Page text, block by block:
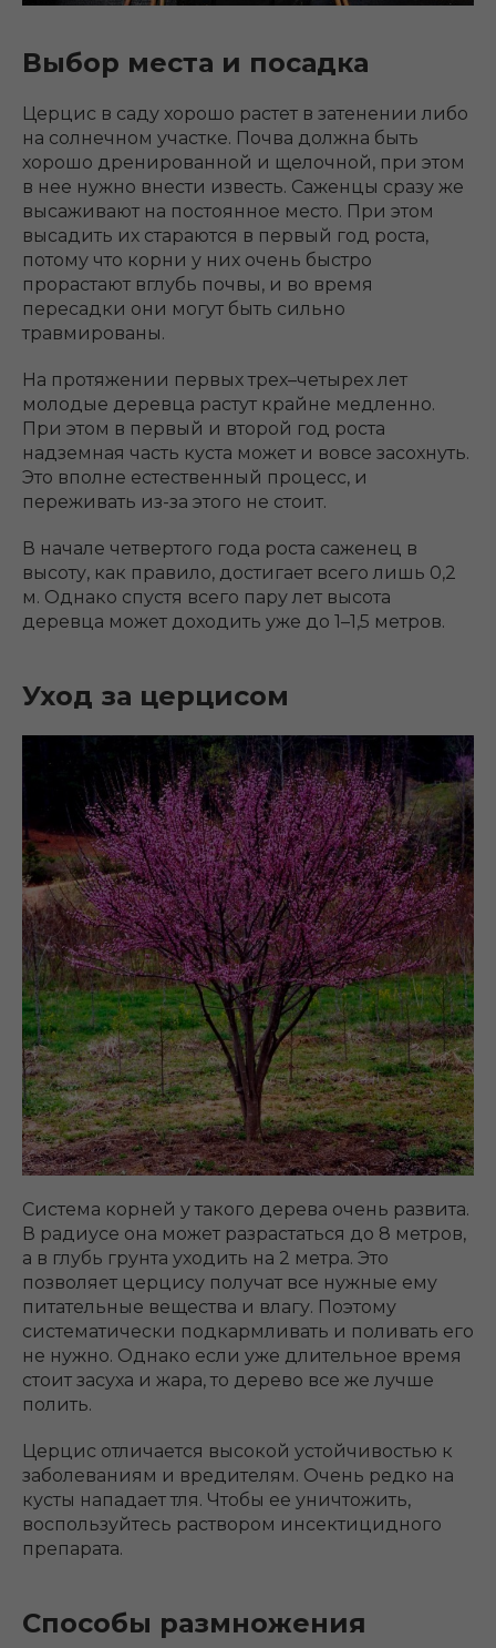
Выбор места и посадка
Церцис в саду хорошо растет в затенении либо
на солнечном участке. Почва должна быть
хорошо дренированной и щелочной, при этом
в нее нужно внести известь. Саженцы сразу же
высаживают на постоянное место. При этом
высадить их стараются в первый год роста,
потому что корни у них очень быстро
прорастают вглубь почвы, и во время
пересадки они могут быть сильно
травмированы.
На протяжении первых трех–четырех лет
молодые деревца растут крайне медленно.
При этом в первый и второй год роста
надземная часть куста может и вовсе засохнуть.
Это вполне естественный процесс, и
переживать из-за этого не стоит.
В начале четвертого года роста саженец в
высоту, как правило, достигает всего лишь 0,2
м. Однако спустя всего пару лет высота
деревца может доходить уже до 1–1,5 метров.
Уход за церцисом
Система корней у такого дерева очень развита.
В радиусе она может разрастаться до 8 метров,
а в глубь грунта уходить на 2 метра. Это
позволяет церцису получат все нужные ему
питательные вещества и влагу. Поэтому
систематически подкармливать и поливать его
не нужно. Однако если уже длительное время
стоит засуха и жара, то дерево все же лучше
полить.
Церцис отличается высокой устойчивостью к
заболеваниям и вредителям. Очень редко на
кусты нападает тля. Чтобы ее уничтожить,
воспользуйтесь раствором инсектицидного
препарата.
Способы размножения